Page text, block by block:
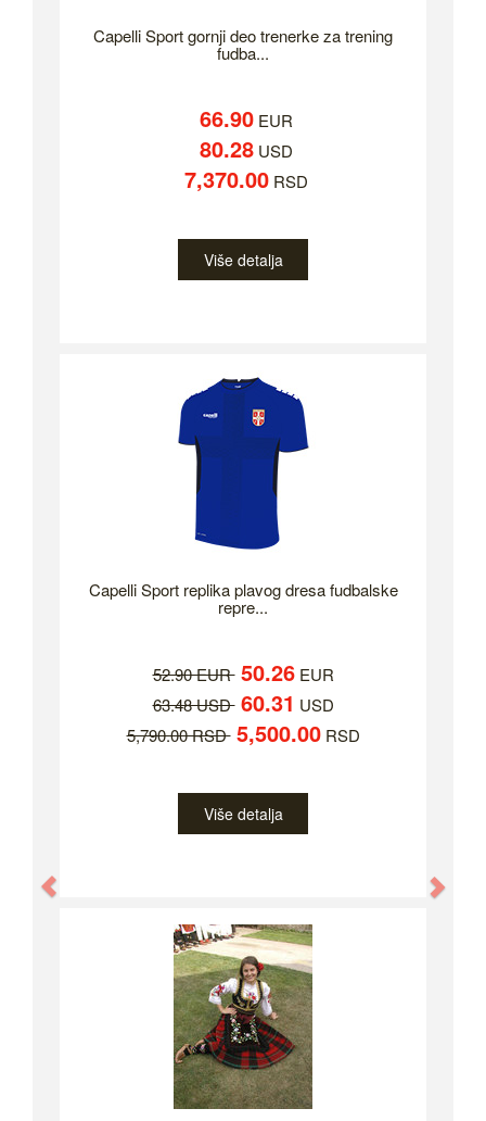
Capelli Sport gornji deo trenerke za trening
fudba...
66.90EUR
80.28USD
7,370.00RSD
Više detalja
Capelli Sport replika plavog dresa fudbalske
repre...
52.90 EUR 50.26EUR
63.48 USD 60.31 USD
5,790.00 RSD 5,500.00RSD
Više detalja